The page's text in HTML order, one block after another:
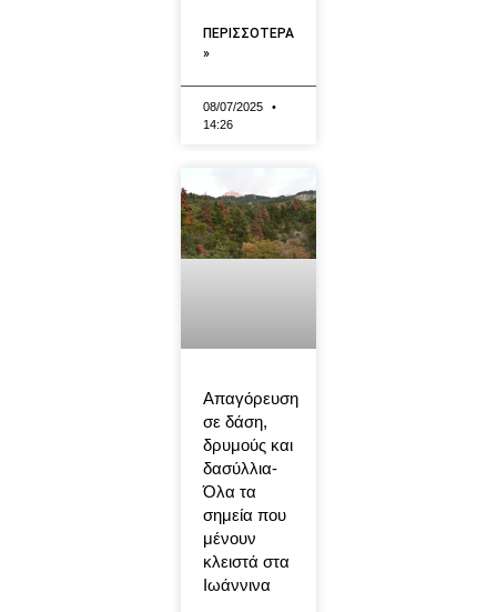
ΠΕΡΙΣΣΟΤΕΡΑ
»
08/07/2025
14:26
Απαγόρευση
σε δάση,
δρυμούς και
δασύλλια-
Όλα τα
σημεία που
μένουν
κλειστά στα
Ιωάννινα